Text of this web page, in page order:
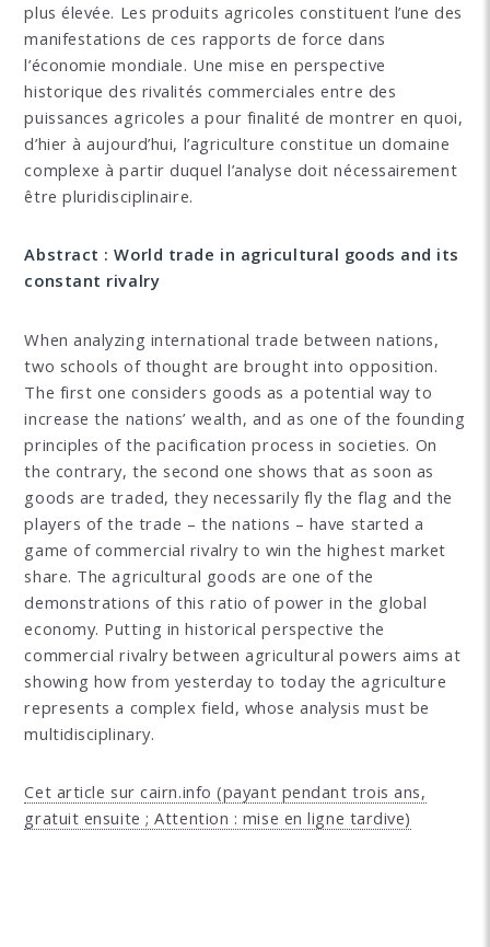
plus élevée. Les produits agricoles constituent l’une des
manifestations de ces rapports de force dans
l’économie mondiale. Une mise en perspective
historique des rivalités commerciales entre des
puissances agricoles a pour finalité de montrer en quoi,
d’hier à aujourd’hui, l’agriculture constitue un domaine
complexe à partir duquel l’analyse doit nécessairement
être pluridisciplinaire.
Abstract : World trade in agricultural goods and its
constant rivalry
When analyzing international trade between nations,
two schools of thought are brought into opposition.
The first one considers goods as a potential way to
increase the nations’ wealth, and as one of the founding
principles of the pacification process in societies. On
the contrary, the second one shows that as soon as
goods are traded, they necessarily fly the flag and the
players of the trade – the nations – have started a
game of commercial rivalry to win the highest market
share. The agricultural goods are one of the
demonstrations of this ratio of power in the global
economy. Putting in historical perspective the
commercial rivalry between agricultural powers aims at
showing how from yesterday to today the agriculture
represents a complex field, whose analysis must be
multidisciplinary.
Cet article sur cairn.info (payant pendant trois ans,
gratuit ensuite ; Attention : mise en ligne tardive)